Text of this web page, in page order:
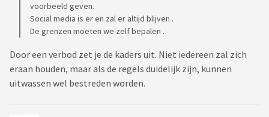
voorbeeld geven.
Social media is er en zal er altijd blijven .
De grenzen moeten we zelf bepalen .
Door een verbod zet je de kaders uit. Niet iedereen zal zich
eraan houden, maar als de regels duidelijk zijn, kunnen
uitwassen wel bestreden worden.